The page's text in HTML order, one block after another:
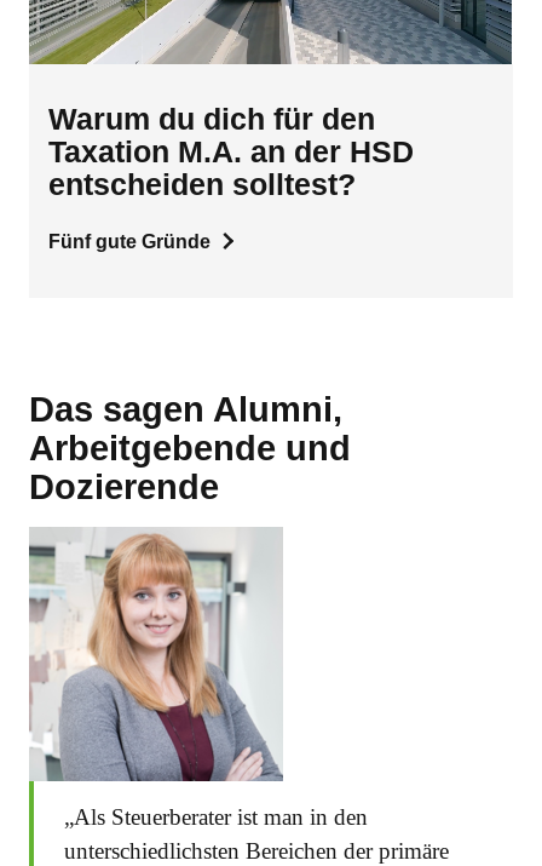
Warum du dich für den
Taxation M.A. an der HSD
entscheiden solltest?
Fünf gute Gründe
Das sagen Alumni,
Arbeitgebende und
Dozierende
„Als Steuerberater ist man in den
unterschiedlichsten Bereichen der primäre